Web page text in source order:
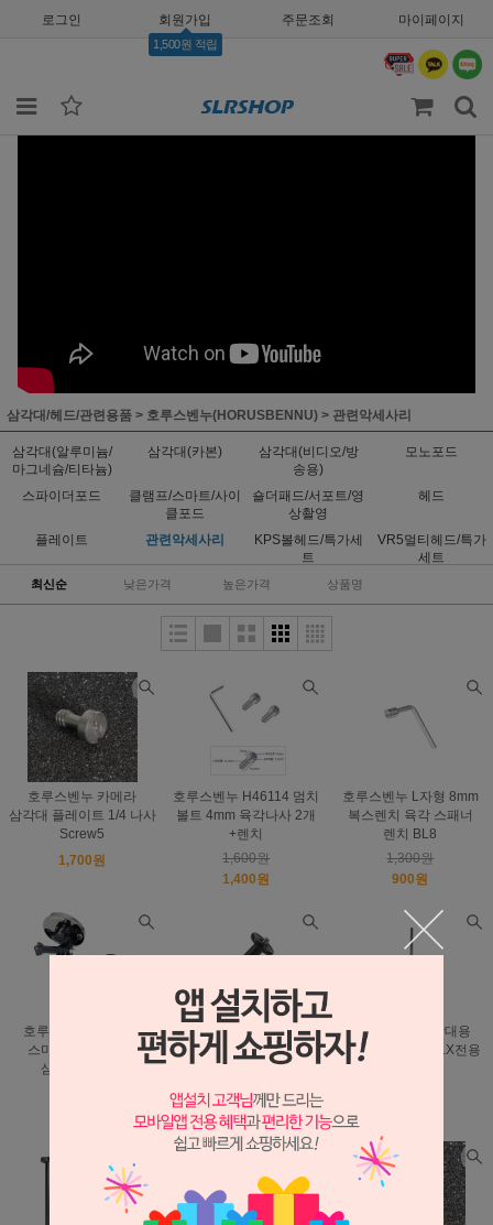
로그인 회원가입
1,500원 적립
주문조회 마이페이지
삼각대/헤드/관련용품 > 호루스벤누(HORUSBENNU) > 관련악세사리
삼각대(알루미늄/
마그네슘/티타늄)
삼각대(카본)
삼각대(비디오/방
송용)
모노포드
스파이더포드
클램프/스마트/사이
클포드
숄더패드/서포트/영
상촬영
헤드
플레이트 관련악세사리
KPS볼헤드/특가세
트
VR5멀티헤드/특가
세트
최신순 낮은가격 높은가격 상품명
호루스벤누 카메라
삼각대 플레이트 1/4 나사
Screw5
1,700원
호루스벤누 H46114 멈치
볼트 4mm 육각나사 2개
+렌치
1,600원
1,400원
호루스벤누 L자형 8mm
복스렌치 육각 스패너
렌치 BL8
1,300원
900원
호루스벤누 MGT-X2
스마트폰 맥세이프
삼각대 마운트
호루스벤누 US1 삼각대
미니 센터컬럼 20mm
범용 숏봉
7,000원
4,900원
호루스벤누 삼각대용
카운터웨잇 FX-5LX전용